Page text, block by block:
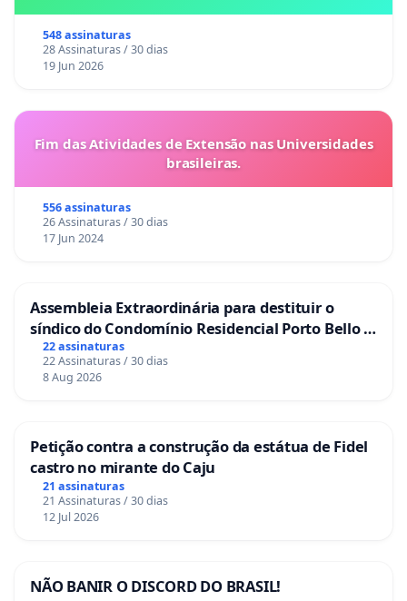
548 assinaturas
28 Assinaturas / 30 dias
19 Jun 2026
Fim das Atividades de Extensão nas Universidades
brasileiras.
556 assinaturas
26 Assinaturas / 30 dias
17 Jun 2024
Assembleia Extraordinária para destituir o
síndico do Condomínio Residencial Porto Bello -
La Casa
22 assinaturas
22 Assinaturas / 30 dias
8 Aug 2026
Petição contra a construção da estátua de Fidel
castro no mirante do Caju
21 assinaturas
21 Assinaturas / 30 dias
12 Jul 2026
NÃO BANIR O DISCORD DO BRASIL!